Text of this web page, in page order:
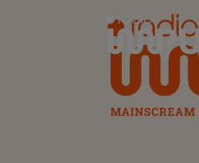
Radio Impuls